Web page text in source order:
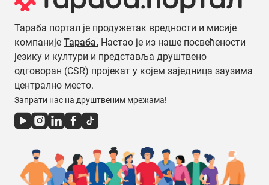
Тараба портал је продужетак вредности и мисије
компаније Тараба. Настао је из наше посвећености
језику и култури и представља друштвено
одговоран (CSR) пројекат у којем заједница заузима
централно место.
Запрати нас на друштвеним мрежама!